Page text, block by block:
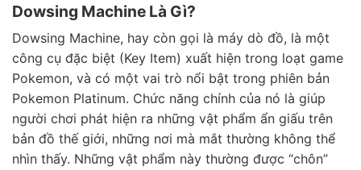
Dowsing Machine Là Gì?
Dowsing Machine, hay còn gọi là máy dò đồ, là một
công cụ đặc biệt (Key Item) xuất hiện trong loạt game
Pokemon, và có một vai trò nổi bật trong phiên bản
Pokemon Platinum. Chức năng chính của nó là giúp
người chơi phát hiện ra những vật phẩm ẩn giấu trên
bản đồ thế giới, những nơi mà mắt thường không thể
nhìn thấy. Những vật phẩm này thường được “chôn”